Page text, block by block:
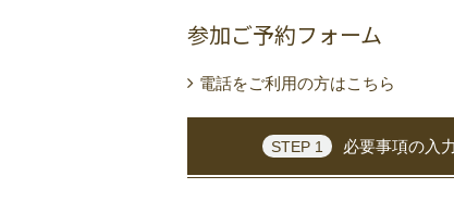
参加ご予約フォーム
電話をご利用の方はこちら